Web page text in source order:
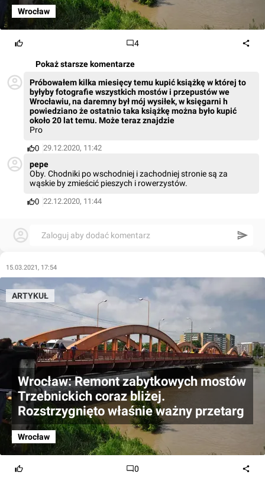
Wrocław
4
Pokaż starsze komentarze
Próbowałem kilka miesięcy temu kupić książkę w której to
byłyby fotografie wszystkich mostów i przepustów we
Wrocławiu, na daremny był mój wysiłek, w księgarni h
powiedziano że ostatnio taka książkę można było kupić
około 20 lat temu. Może teraz znajdzie
Pro
0 29.12.2020, 11:42
pepe
Oby. Chodniki po wschodniej i zachodniej stronie są za
wąskie by zmieścić pieszych i rowerzystów.
0 22.12.2020, 11:44
Zaloguj aby dodać komentarz
15.03.2021, 17:54
Wrocław: Remont zabytkowych mostów
Trzebnickich coraz bliżej.
Rozstrzygnięto właśnie ważny przetarg
Wrocław
ARTYKUŁ
0